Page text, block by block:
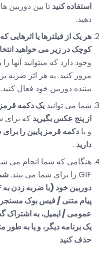
استفاده کنید تا بین دوربین
دهید.
کوچک در زیر می خواهید
وجود دارد که میتوانید
مرور کنید. به هر اثر ضربه
بیننده دوربین خود فعال کنید.
شما می توانیدیک دکمه
از پنج عکس بگیرید
و یا
دارید .
هنگامی که شما انجام می
GIF را برای شما می بیند.
پیام متنی / فیس بوک
عمومی / ایمیل، به اشتراک
حذف کنید